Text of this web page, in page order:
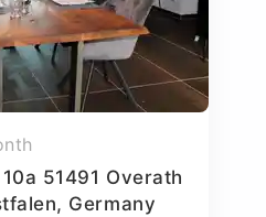
51491 Overath
Germany